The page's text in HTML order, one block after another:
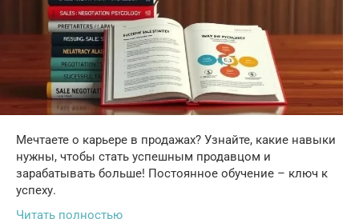
Мечтаете о карьере в продажах? Узнайте, какие навыки
нужны, чтобы стать успешным продавцом и
зарабатывать больше! Постоянное обучение – ключ к
успеху.
Читать полностью